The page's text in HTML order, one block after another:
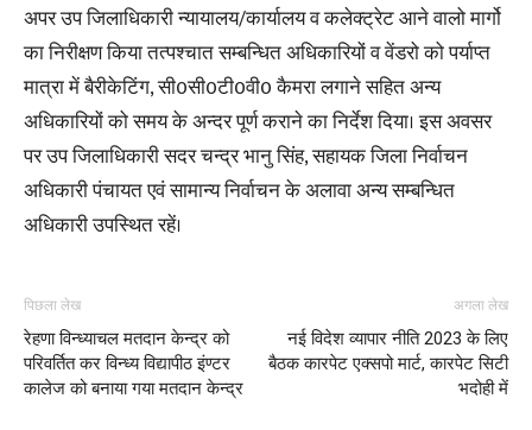
अपर उप जिलाधिकारी न्यायालय/कार्यालय व कलेक्ट्रेट आने वालो मार्गो
का निरीक्षण किया तत्पश्चात सम्बन्धित अधिकारियों व वेंडरो को पर्याप्त
मात्रा में बैरीकेटिंग, सी0सी0टी0वी0 कैमरा लगाने सहित अन्य
अधिकारियों को समय के अन्दर पूर्ण कराने का निर्देश दिया। इस अवसर
पर उप जिलाधिकारी सदर चन्द्र भानु सिंह, सहायक जिला निर्वाचन
अधिकारी पंचायत एवं सामान्य निर्वाचन के अलावा अन्य सम्बन्धित
अधिकारी उपस्थित रहें।
पिछला लेख
रेहणा विन्ध्याचल मतदान केन्द्र को
परिवर्तित कर विन्ध्य विद्यापीठ इंण्टर
कालेज को बनाया गया मतदान केन्द्र
अगला लेख
नई विदेश व्यापार नीति 2023 के लिए
बैठक कारपेट एक्सपो मार्ट, कारपेट सिटी
भदोही में